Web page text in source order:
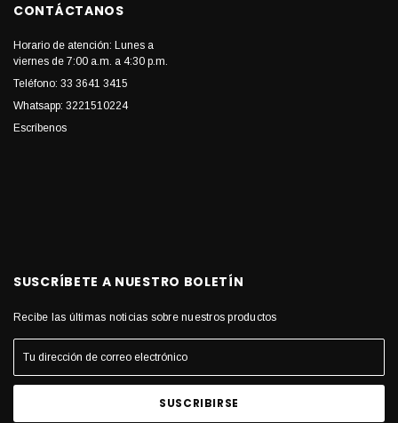
CONTÁCTANOS
Horario de atención: Lunes a
viernes de 7:00 a.m. a 4:30 p.m.
Teléfono: 33 3641 3415
Whatsapp: 3221510224
Escríbenos
SUSCRÍBETE A NUESTRO BOLETÍN
Recibe las últimas noticias sobre nuestros productos